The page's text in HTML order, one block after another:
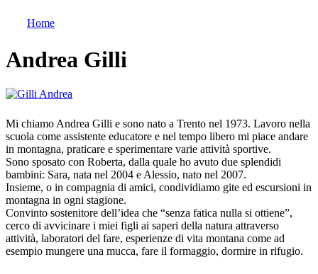
Home
Andrea Gilli
Mi chiamo Andrea Gilli e sono nato a Trento nel 1973. Lavoro nella
scuola come assistente educatore e nel tempo libero mi piace andare
in montagna, praticare e sperimentare varie attività sportive.
Sono sposato con Roberta, dalla quale ho avuto due splendidi
bambini: Sara, nata nel 2004 e Alessio, nato nel 2007.
Insieme, o in compagnia di amici, condividiamo gite ed escursioni in
montagna in ogni stagione.
Convinto sostenitore dell’idea che “senza fatica nulla si ottiene”,
cerco di avvicinare i miei figli ai saperi della natura attraverso
attività, laboratori del fare, esperienze di vita montana come ad
esempio mungere una mucca, fare il formaggio, dormire in rifugio.